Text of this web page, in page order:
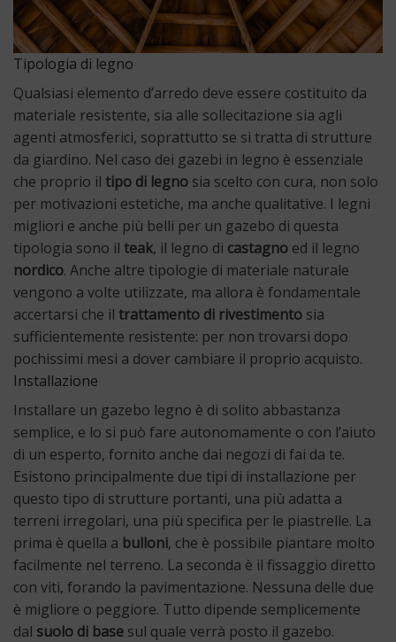
Tipologia di legno
Qualsiasi elemento d’arredo deve essere costituito da
materiale resistente, sia alle sollecitazione sia agli
agenti atmosferici, soprattutto se si tratta di strutture
da giardino. Nel caso dei gazebi in legno è essenziale
che proprio il tipo di legno sia scelto con cura, non solo
per motivazioni estetiche, ma anche qualitative. I legni
migliori e anche più belli per un gazebo di questa
tipologia sono il teak, il legno di castagno ed il legno
nordico. Anche altre tipologie di materiale naturale
vengono a volte utilizzate, ma allora è fondamentale
accertarsi che il trattamento di rivestimento sia
sufficientemente resistente: per non trovarsi dopo
pochissimi mesi a dover cambiare il proprio acquisto.
Installazione
Installare un gazebo legno è di solito abbastanza
semplice, e lo si può fare autonomamente o con l’aiuto
di un esperto, fornito anche dai negozi di fai da te.
Esistono principalmente due tipi di installazione per
questo tipo di strutture portanti, una più adatta a
terreni irregolari, una più specifica per le piastrelle. La
prima è quella a bulloni, che è possibile piantare molto
facilmente nel terreno. La seconda è il fissaggio diretto
con viti, forando la pavimentazione. Nessuna delle due
è migliore o peggiore. Tutto dipende semplicemente
dal suolo di base sul quale verrà posto il gazebo.